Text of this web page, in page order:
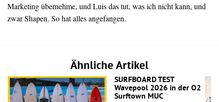
Marketing übernehme, und Luis das tut, was ich nicht kann, und
zwar Shapen. So hat alles angefangen.
Ähnliche Artikel
SURFBOARD TEST
Wavepool 2026 in der O2
Surftown MUC